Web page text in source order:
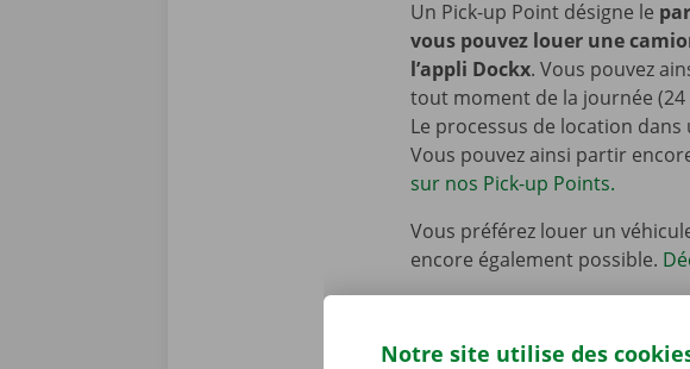
Un Pick-up Point désigne le
vous pouvez louer une
l’appli Dockx. Vous pouvez
tout moment de la journée
Le processus de location
Vous pouvez ainsi partir
sur nos Pick-up Points.
Vous préférez louer un
encore également possible.
Notre site utilise des